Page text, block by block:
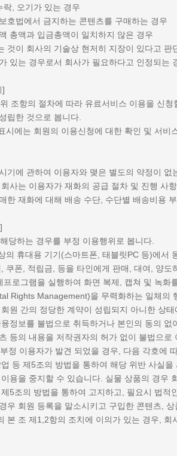
, 오기가 있는 경우
호법에서 금지하는 콘텐츠를 구매하는 경우
총액과 입금총액이 일치하지 않은 경우
것이 회사의 기술상 현저히 지장이 있다고 판
있는 경우로서 회사가 필요하다고 인정되는
]
조항의 절차에 따라 유료서비스 이용을 신
립한 것으로 봅니다.
시에는 회원의 이용신청에 대한 확인 및 서
기에 관하여 이용자와 맺은 별도의 약정이
사는 이용자가 재화의 공급 절차 및 진행 사
한 재화에 대해 배송 수단, 수단별 배송비용
당하는 경우를 부정 이용행위로 봅니다.
휴대용 기기(스마트폰, 태블릿PC 등)에서
폰, 적립금, 등을 타인에게 판매, 대여, 양도
로그램을 실행하여 화면 복제, 캡쳐 및 녹화
Rights Management)을 무력화하는 일체의
원 간의 정당한 계약이 성립되지 아니한 상
정보를 불법으로 취득하거나 본인의 동의 없
등의 내용을 저작권자의 허가 없이 불법으로
정 이용자가 발견 되었을 경우, 다음 각호에
등 제5조의 방법을 통하여 해당 위반 사실
용을 중지할 수 있습니다. 실물 상품의 경우
5조의 방법을 통하여 고지하고, 필요시 법적
우 회원 등록을 말소시키고 구입한 콘텐츠,
본 조 제1,2항의 조치에 이의가 있는 경우,